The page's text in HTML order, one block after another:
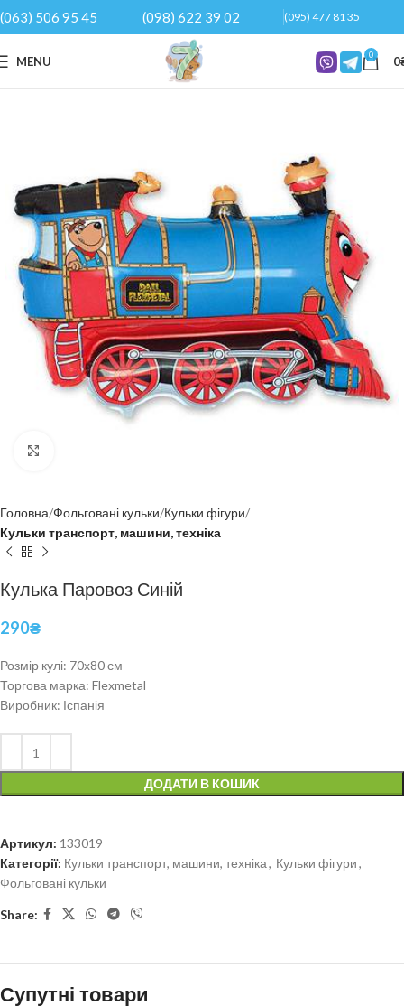
(063) 506 95 45 (098) 622 39 02 (095) 477 81 35
MENU 0 0
Головна Фольговані кульки Кульки фігури
Кульки транспорт, машини, техніка
Кулька Паровоз Синій
290₴
Розмір кулі: 70х80 см
Торгова марка: Flexmetal
Виробник: Іспанія
ДОДАТИ В КОШИК
Артикул: 133019
Категорії: Кульки транспорт, машини, техніка, Кульки фігури,
Фольговані кульки
Share:
Супутні товари